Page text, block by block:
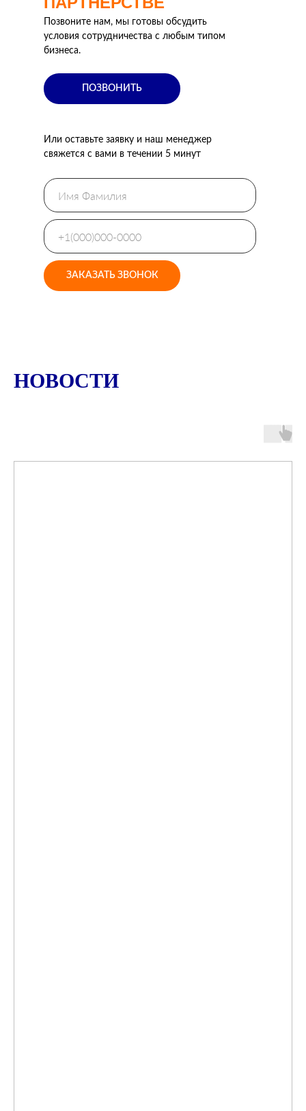
Позвоните нам, мы готовы обсудить
условия сотрудничества с любым типом
бизнеса.
Или оставьте заявку и наш менеджер
свяжется с вами в течении 5 минут
ПОЗВОНИТЬ
ЗАКАЗАТЬ ЗВОНОК
НОВОСТИ